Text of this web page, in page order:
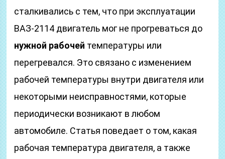
сталкивались с тем, что при эксплуатации
ВАЗ-2114 двигатель мог не прогреваться до
нужной рабочей температуры или
перегревался. Это связано с изменением
рабочей температуры внутри двигателя или
некоторыми неисправностями, которые
периодически возникают в любом
автомобиле. Статья поведает о том, какая
рабочая температура двигателя, а также